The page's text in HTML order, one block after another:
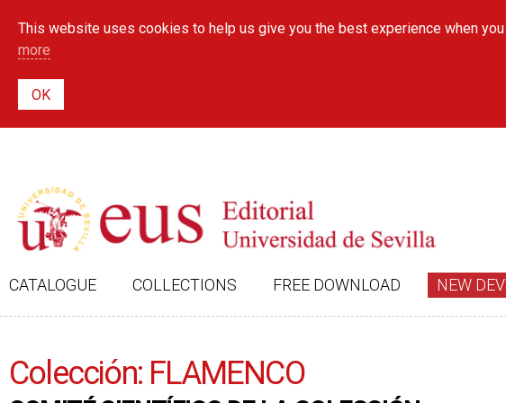
This website uses cookies to help us give you the best experience when
more
CATALOGUE COLLECTIONS FREE DOWNLOAD NEW
Colección: FLAMENCO